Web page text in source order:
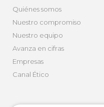
Quiénes somos
Nuestro compromiso
Nuestro equipo
Avanza en cifras
Empresas
Canal Ético